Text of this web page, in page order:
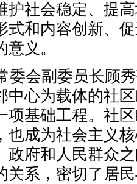
护社会稳定、提
式和内容创新、
义。
会副委员长顾
中心为载体的社
项基础工程。社
也成为社会主义
政府和人民群众
关系，密切了居